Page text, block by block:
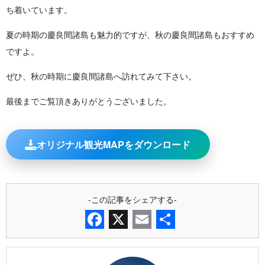
ち着いています。
夏の時期の慶良間諸島も魅力的ですが、秋の慶良間諸島もおすすめ
ですよ。
ぜひ、秋の時期に慶良間諸島へ訪れてみて下さい。
最後までご覧頂きありがとうございました。
オリジナル観光MAPをダウンロード
-この記事をシェアする-
Facebook
X Email 共